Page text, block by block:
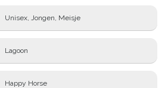
Unisex, Jongen, Meisje
Lagoon
Happy Horse